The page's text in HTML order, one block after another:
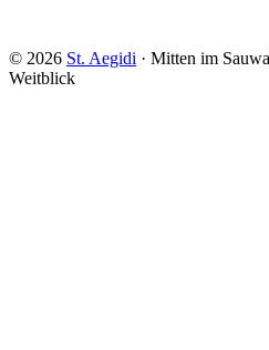
© 2026 St. Aegidi · Mitten im
Weitblick